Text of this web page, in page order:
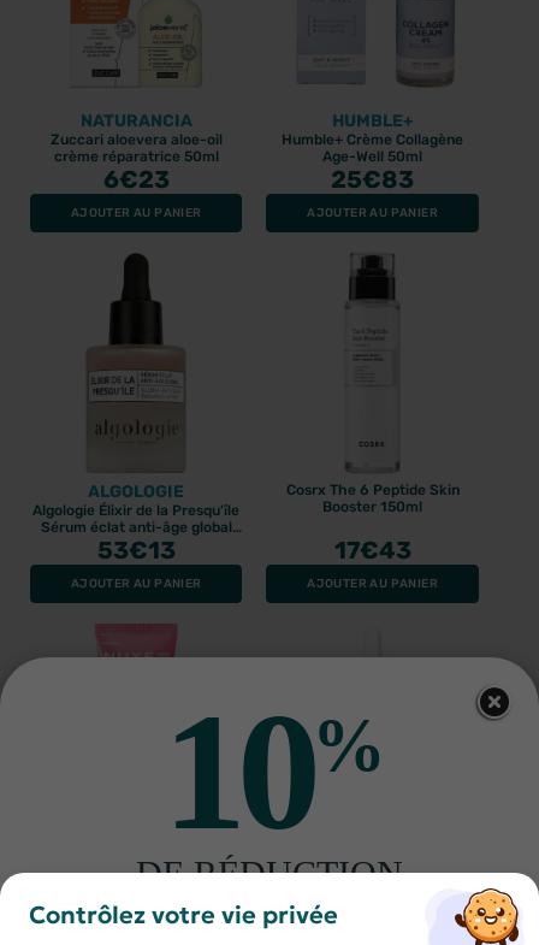
NATURANCIA
Zuccari aloevera aloe-oil
crème réparatrice 50ml
6€23
AJOUTER AU PANIER
HUMBLE+
Humble+ Crème Collagène
Age-Well 50ml
25€83
AJOUTER AU PANIER
ALGOLOGIE
Algologie Élixir de la Presqu'île
Sérum éclat anti-âge global
30ml
53€13
AJOUTER AU PANIER
Cosrx The 6 Peptide Skin
Booster 150ml
17€43
AJOUTER AU PANIER
NUXE
50ml
27€23
NUXE
vitaminé bio 30ml
23
((modalTitle)) ×
×
×
Contrôlez votre vie privée
10%
DE RÉDUCTION
sur votre première commande